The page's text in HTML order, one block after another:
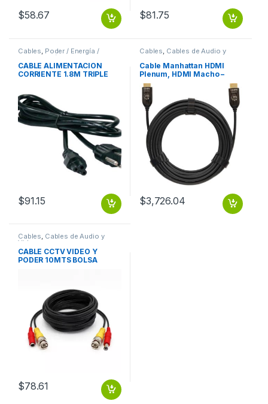
$58.67 $81.75
Cables, Poder / Energía /
Alimentación
CABLE ALIMENTACION
CORRIENTE 1.8M TRIPLE
$91.15
Cables, Cables de Audio y
Cable Manhattan HDMI
Plenum, HDMI Macho –
HDMI Macho, 30 Metros,
Negro 30.0M
$3,726.04
Cables, Cables de Audio y
Video
CABLE CCTV VIDEO Y
PODER 10MTS BOLSA
$78.61